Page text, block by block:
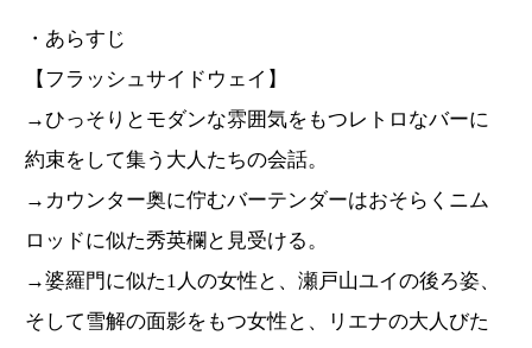
・あらすじ
【フラッシュサイドウェイ】
→ひっそりとモダンな雰囲気をもつレトロなバーに
約束をして集う大人たちの会話。
→カウンター奥に佇むバーテンダーはおそらくニム
ロッドに似た秀英欄と見受ける。
→婆羅門に似た1人の女性と、瀬戸山ユイの後ろ姿、
そして雪解の面影をもつ女性と、リエナの大人びた